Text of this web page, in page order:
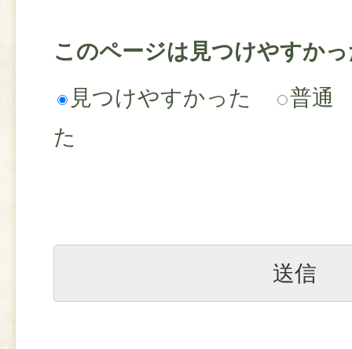
このページは見つけやすか
見つけやすかった
普通
た